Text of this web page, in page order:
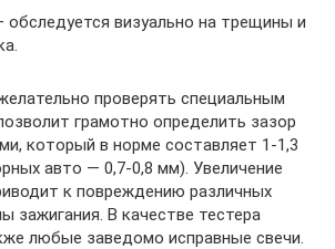
обследуется визуально на трещины и
проверять специальным
грамотно определить зазор
который в норме составляет 1-1,3
авто — 0,7-0,8 мм). Увеличение
к повреждению различных
зажигания. В качестве тестера
любые заведомо исправные свечи.